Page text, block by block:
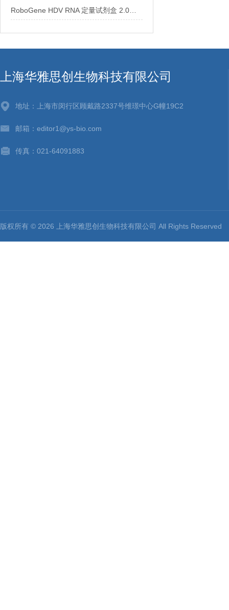
上海华雅思创生物科技有限公司
地址：上海市闵行区顾戴路2337号维璟中心G幢19C2
邮箱：editor1@ys-bio.com
传真：021-64091883
版权所有 © 2026 上海华雅思创生物科技有限公司 All Rights